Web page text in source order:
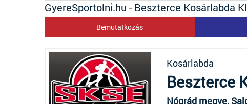
GyereSportolni.hu - Beszterce Kosárlabda
Bemutatkozás
Kosárlabda
Beszterce
Nógrád megye,